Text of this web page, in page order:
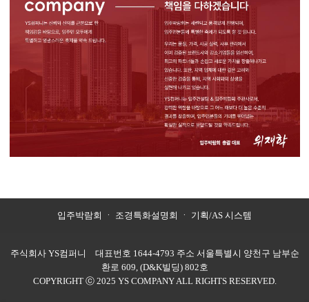
입주박람회 ㆍ 조경특화설명회 ㆍ 기획/AS 시스템
주식회사 YS컴퍼니 대표번호 1644-4793 주소 서울특별시 양천구 남부순
환로 609, (D&K빌딩) 802호
COPYRIGHT ⓒ 2025 YS COMPANY ALL RIGHTS RESERVED.